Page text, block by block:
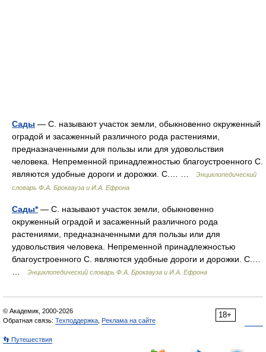
Сады — С. называют участок земли, обыкновенно окруженный
оградой и засаженный различного рода растениями,
предназначенными для пользы или для удовольствия
человека. Непременной принадлежностью благоустроенного С.
являются удобные дороги и дорожки. С.… …
Энциклопедический
словарь Ф.А. Брокгауза и И.А. Ефрона
Сады*— С. называют участок земли, обыкновенно
окруженный оградой и засаженный различного рода
растениями, предназначенными для пользы или для
удовольствия человека. Непременной принадлежностью
благоустроенного С. являются удобные дороги и дорожки. С.…
Энциклопедический словарь Ф.А. Брокгауза и И.А. Ефрона
18+
© Академик, 2000-2026
Обратная связь: Техподдержка Реклама на сайте
👣 Путешествия